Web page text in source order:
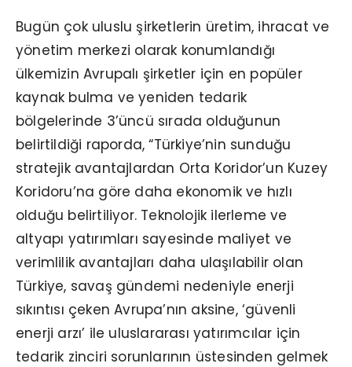
Bugün çok uluslu şirketlerin üretim, ihracat ve
yönetim merkezi olarak konumlandığı
ülkemizin Avrupalı şirketler için en popüler
kaynak bulma ve yeniden tedarik
bölgelerinde 3’üncü sırada olduğunun
belirtildiği raporda, “Türkiye’nin sunduğu
stratejik avantajlardan Orta Koridor’un Kuzey
Koridoru’na göre daha ekonomik ve hızlı
olduğu belirtiliyor. Teknolojik ilerleme ve
altyapı yatırımları sayesinde maliyet ve
verimlilik avantajları daha ulaşılabilir olan
Türkiye, savaş gündemi nedeniyle enerji
sıkıntısı çeken Avrupa’nın aksine, ‘güvenli
enerji arzı’ ile uluslararası yatırımcılar için
tedarik zinciri sorunlarının üstesinden gelmek